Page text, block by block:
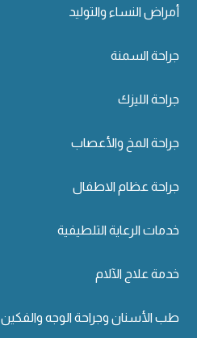
أمراض النساء والتوليد
جراحة السمنة
جراحة الليزك
جراحة المخ والأعصاب
جراحة عظام الاطفال
خدمات الرعاية التلطيفية
خدمة علاج الآلام
طب الأسنان وجراحة الوجه والفكين